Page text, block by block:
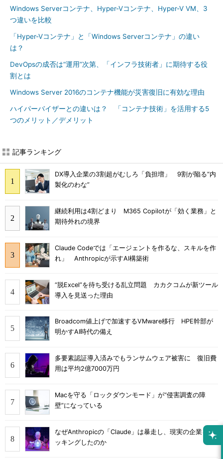
Windows Serverコンテナ、Hyper-Vコンテナ、Hyper-V VM、3
つ違いを比較
「Hyper-Vコンテナ」と「Windows Serverコンテナ」の違い
は？
DevOpsの成否は“運用”次第、「インフラ技術者」に期待する役
割とは
Windows Server 2016のコンテナ機能が災害復旧に有効な理由
ハイパーバイザーとの違いは？ 「コンテナ技術」を活用する5
つのメリット／デメリット
記事ランキング
DX導入企業の3割超がむしろ「負担増」 9割が陥る“内
製化のわな”
継続利用は4割どまり M365 Copilotが「効く業務」と
期待外れの境界
Claude Codeでは「エージェントを作るな、スキルを作
れ」 Anthropicが示すAI構築術
“脱Excel”を待ち受ける乱立問題 カカクコムが新ツール
導入を見送った理由
Broadcom値上げで加速するVMware移行 HPE幹部が
明かすAI時代の備え
多要素認証導入済みでもランサムウェア被害に 復旧費
用は平均2億7000万円
Macを守る「ロックダウンモード」が“侵害調査の障
壁”になっている
なぜAnthropicの「Claude」は暴走し、現実の企業をハ
ッキングしたのか